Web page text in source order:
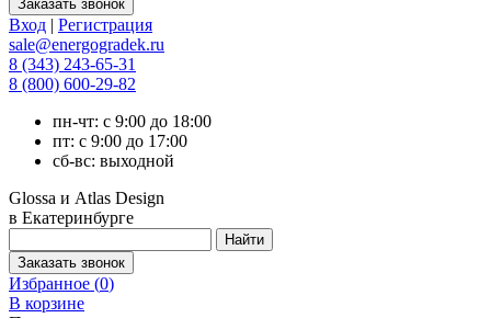
Вход | Регистрация
sale@energogradek.ru
8 (343) 243-65-31
8 (800) 600-29-82
пн-чт: с 9:00 до 18:00
пт: с 9:00 до 17:00
сб-вс: выходной
Glossa и Atlas Design
в Екатеринбурге
Избранное (0)
В корзине